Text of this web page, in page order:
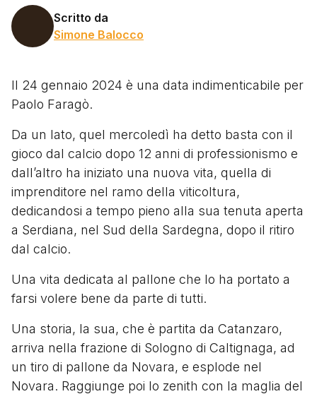
Scritto da
Simone Balocco
Il 24 gennaio 2024 è una data indimenticabile per
Paolo Faragò.
Da un lato, quel mercoledì ha detto basta con il
gioco dal calcio dopo 12 anni di professionismo e
dall’altro ha iniziato una nuova vita, quella di
imprenditore nel ramo della viticoltura,
dedicandosi a tempo pieno alla sua tenuta aperta
a Serdiana, nel Sud della Sardegna, dopo il ritiro
dal calcio.
Una vita dedicata al pallone che lo ha portato a
farsi volere bene da parte di tutti.
Una storia, la sua, che è partita da Catanzaro,
arriva nella frazione di Sologno di Caltignaga, ad
un tiro di pallone da Novara, e esplode nel
Novara. Raggiunge poi lo zenith con la maglia del